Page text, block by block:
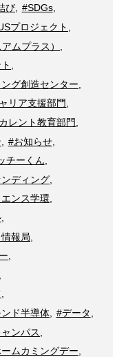
び, #SDGs,
プロジェクト
ムプラス）
グ創造センター
リア支援部門
レント教育部門
#お知らせ,
チーくん
ディング,
ンス学環,
,
報局
ド半導体, #データ
ンパス
ムカミングデー